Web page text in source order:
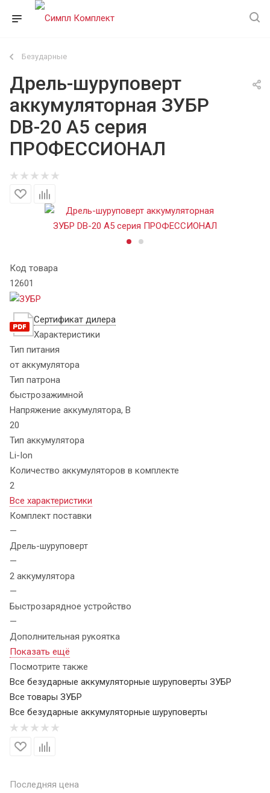
Безударные
Дрель-шуруповерт
аккумуляторная ЗУБР
DB-20 A5 серия
ПРОФЕССИОНАЛ
Код товара
12601
Сертификат дилера
Характеристики
Тип питания
от аккумулятора
Тип патрона
быстрозажимной
Напряжение аккумулятора, В
20
Тип аккумулятора
Li-Ion
Количество аккумуляторов в комплекте
2
Все характеристики
Комплект поставки
—
Дрель-шуруповерт
—
2 аккумулятора
—
Быстрозарядное устройство
—
Дополнительная рукоятка
Показать ещё
Посмотрите также
Все безударные аккумуляторные шуруповерты ЗУБР
Все товары ЗУБР
Все безударные аккумуляторные шуруповерты
Последняя цена